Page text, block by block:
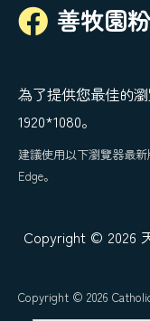
善牧園
為了提供您最佳的
1920*1080。
建議使用以下瀏覽器最
Edge。
Copyright © 2026
Copyright © 2026